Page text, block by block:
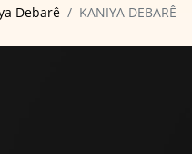
Debarê KANIYA DEBARÊ